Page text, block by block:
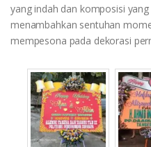
yang indah dan komposisi
menambahkan sentuhan
mempesona pada dekorasi